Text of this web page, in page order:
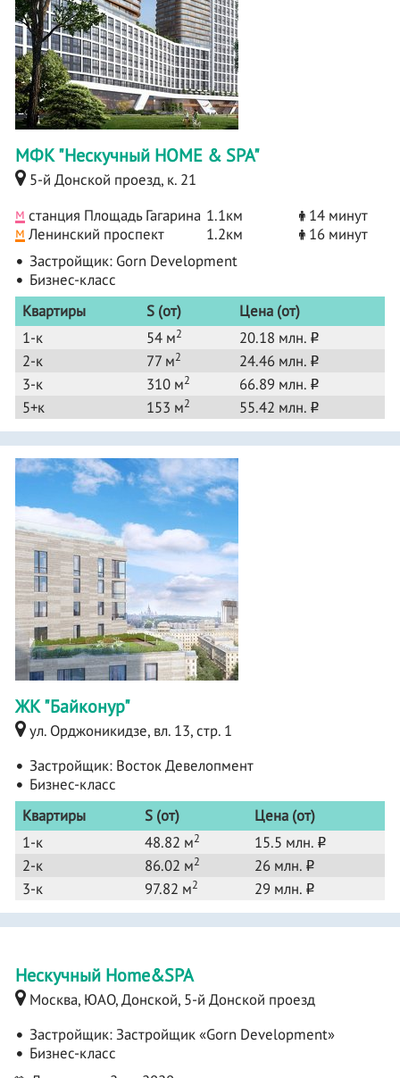
МФК "Нескучный HOME & SPA"
5-й Донской проезд, к. 21
м станция Площадь Гагарина 1.1км
14 минут
м Ленинский проспект 1.2км
16 минут
Застройщик: Gorn Development
Бизнес-класс
Квартиры
S (от)
Цена (от)
1-к
54 м2 20.18 млн. o
2-к 77 м2 24.46 млн. o
3-к 310 м2 66.89 млн. o
5+к 153 м2 55.42 млн. o
ЖК "Байконур"
ул. Орджоникидзе, вл. 13, стр. 1
Застройщик: Восток Девелопмент
Бизнес-класс
Квартиры
S (от)
Цена (от)
1-к
48.82 м2 15.5 млн. o
2-к 86.02 м2 26 млн. o
3-к 97.82 м2 29 млн. o
Нескучный Home&SPA
Москва, ЮАО, Донской, 5-й Донской проезд
Застройщик:Застройщик «Gorn Development»
Бизнес-класс